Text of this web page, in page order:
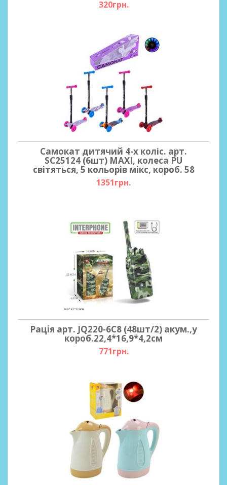
320грн.
Самокат дитячий 4-х коліс. арт.
SC25124 (6шт) MAXI, колеса PU
світяться, 5 кольорів мікс, короб. 58
1351грн.
Рацiя арт. JQ220-6C8 (48шт/2) акум.,у
короб.22,4*16,9*4,2см
771грн.